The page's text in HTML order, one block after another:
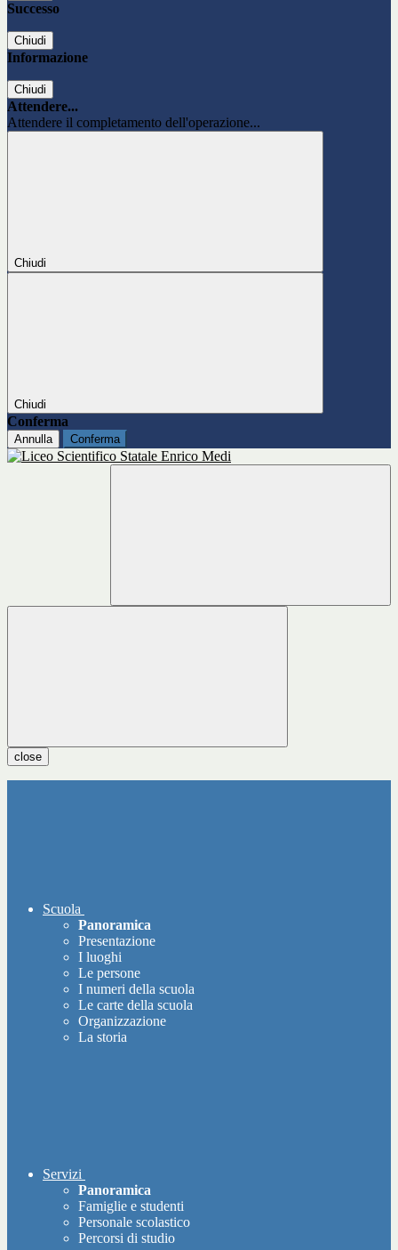
Successo
Chiudi
Informazione
Chiudi
Attendere...
Attendere il completamento dell'operazione...
Chiudi
Chiudi
Conferma
Annulla Conferma
close
Scuola
Panoramica
Presentazione
I luoghi
Le persone
I numeri della scuola
Le carte della scuola
Organizzazione
La storia
Servizi
Panoramica
Famiglie e studenti
Personale scolastico
Percorsi di studio